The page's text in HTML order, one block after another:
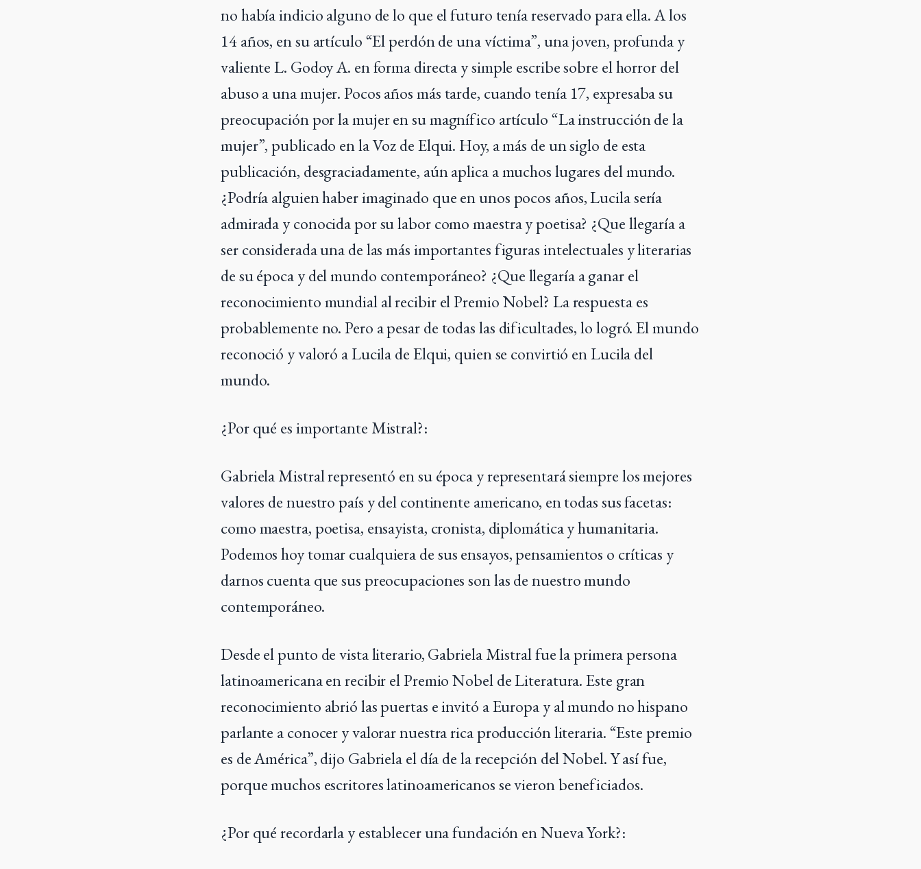
no había indicio alguno de lo que el futuro tenía reservado para ella. A los
14 años, en su artículo “El perdón de una víctima”, una joven, profunda y
valiente L. Godoy A. en forma directa y simple escribe sobre el horror del
abuso a una mujer. Pocos años más tarde, cuando tenía 17, expresaba su
preocupación por la mujer en su magnífico artículo “La instrucción de la
mujer”, publicado en la Voz de Elqui. Hoy, a más de un siglo de esta
publicación, desgraciadamente, aún aplica a muchos lugares del mundo.
¿Podría alguien haber imaginado que en unos pocos años, Lucila sería
admirada y conocida por su labor como maestra y poetisa? ¿Que llegaría a
ser considerada una de las más importantes figuras intelectuales y literarias
de su época y del mundo contemporáneo? ¿Que llegaría a ganar el
reconocimiento mundial al recibir el Premio Nobel? La respuesta es
probablemente no. Pero a pesar de todas las dificultades, lo logró. El mundo
reconoció y valoró a Lucila de Elqui, quien se convirtió en Lucila del
mundo.
¿Por qué es importante Mistral?:
Gabriela Mistral representó en su época y representará siempre los mejores
valores de nuestro país y del continente americano, en todas sus facetas:
como maestra, poetisa, ensayista, cronista, diplomática y humanitaria.
Podemos hoy tomar cualquiera de sus ensayos, pensamientos o críticas y
darnos cuenta que sus preocupaciones son las de nuestro mundo
contemporáneo.
Desde el punto de vista literario, Gabriela Mistral fue la primera persona
latinoamericana en recibir el Premio Nobel de Literatura. Este gran
reconocimiento abrió las puertas e invitó a Europa y al mundo no hispano
parlante a conocer y valorar nuestra rica producción literaria. “Este premio
es de América”, dijo Gabriela el día de la recepción del Nobel. Y así fue,
porque muchos escritores latinoamericanos se vieron beneficiados.
¿Por qué recordarla y establecer una fundación en Nueva York?: